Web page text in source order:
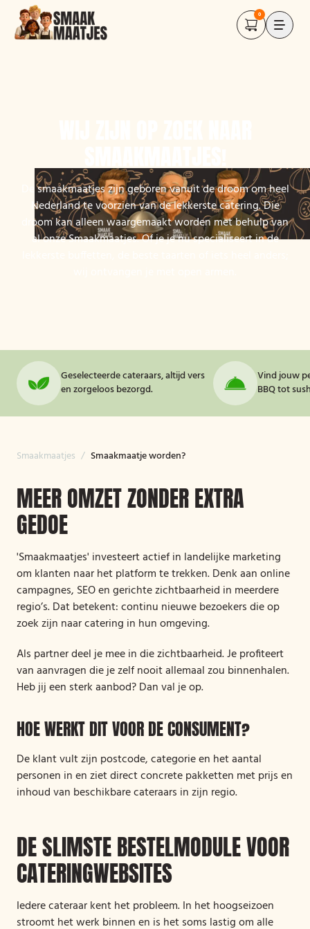
0
De smaakmaatjes zijn geboren vanuit de droom om heel
Nederland te voorzien van de lekkerste catering. Die
droom kan alleen waargemaakt worden met behulp van
al onze Smaakmaatjes. Of je je nu specialiseert in de
Geselecteerde cateraars, altijd vers
en zorgeloos bezorgd.
Vind jouw
BBQ tot
Smaakmaatjes / Smaakmaatje worden?
MEER OMZET ZONDER EXTRA
GEDOE
'Smaakmaatjes' investeert actief in landelijke marketing
om klanten naar het platform te trekken. Denk aan online
campagnes, SEO en gerichte zichtbaarheid in meerdere
regio’s. Dat betekent: continu nieuwe bezoekers die op
zoek zijn naar catering in hun omgeving.
Als partner deel je mee in die zichtbaarheid. Je profiteert
van aanvragen die je zelf nooit allemaal zou binnenhalen.
Heb jij een sterk aanbod? Dan val je op.
HOE WERKT DIT VOOR DE CONSUMENT?
De klant vult zijn postcode, categorie en het aantal
personen in en ziet direct concrete pakketten met prijs en
inhoud van beschikbare cateraars in zijn regio.
DE SLIMSTE BESTELMODULE VOOR
CATERINGWEBSITES
Iedere cateraar kent het probleem. In het hoogseizoen
stroomt het werk binnen en is het soms lastig om alle